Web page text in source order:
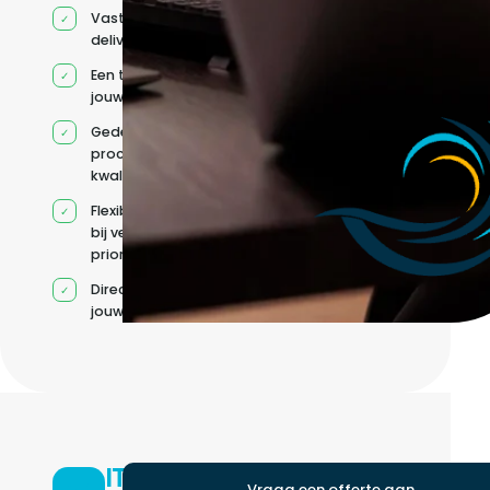
Vaste
deliverycoördinatie
Een team rond
jouw roadmap
Gedeelde
processen en
kwaliteitsnormen
Flexibele capaciteit
bij veranderende
prioriteiten
Direct contact met
jouw team
IT-